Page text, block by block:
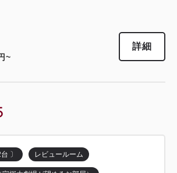
税・サービス料込
18,240円~
~
詳細
〕 レビュールーム